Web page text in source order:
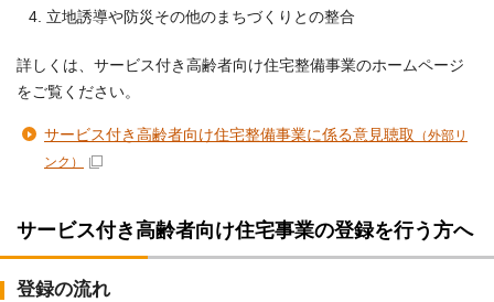
立地誘導や防災その他のまちづくりとの整合
詳しくは、サービス付き高齢者向け住宅整備事業のホームページ
をご覧ください。
サービス付き高齢者向け住宅整備事業に係る意見聴取
（外部リ
ンク）
サービス付き高齢者向け住宅事業の登録を行う方へ
登録の流れ